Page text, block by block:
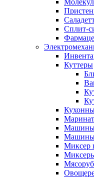
Сплит-
Куттеры
Машины
Машины
Миксер